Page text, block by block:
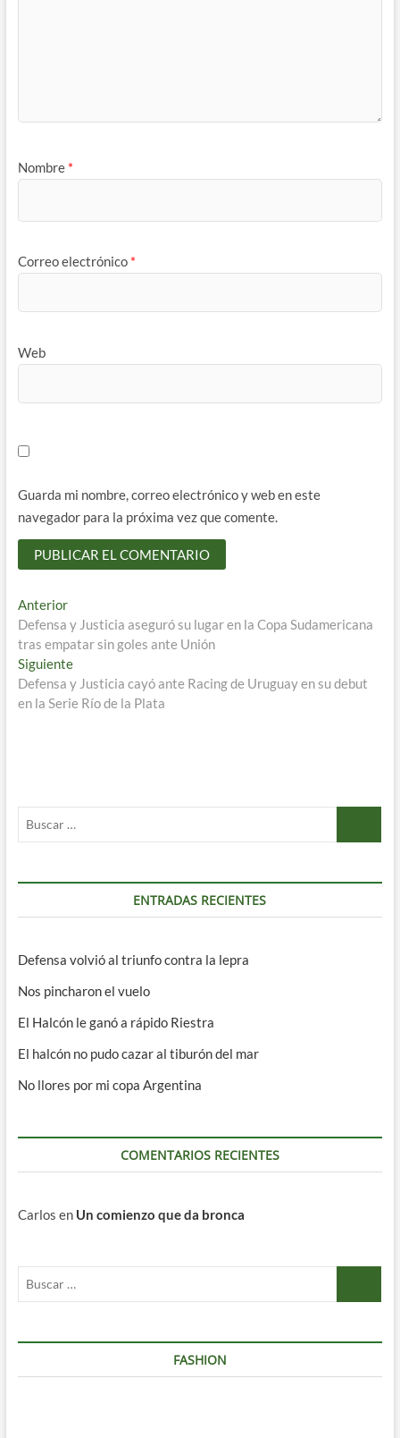
Nombre *
Correo electrónico *
Web
Guarda mi nombre, correo electrónico y web en este
navegador para la próxima vez que comente.
Navegación
de
entradas
AnteriorEntrada
anterior:
Defensa y Justicia aseguró su lugar en la Copa Sudamericana
tras empatar sin goles ante Unión
SiguienteEntrada
siguiente:
Defensa y Justicia cayó ante Racing de Uruguay en su debut
en la Serie Río de la Plata
ENTRADAS RECIENTES
Defensa volvió al triunfo contra la lepra
Nos pincharon el vuelo
El Halcón le ganó a rápido Riestra
El halcón no pudo cazar al tiburón del mar
No llores por mi copa Argentina
COMENTARIOS RECIENTES
Carlos en Un comienzo que da bronca
FASHION